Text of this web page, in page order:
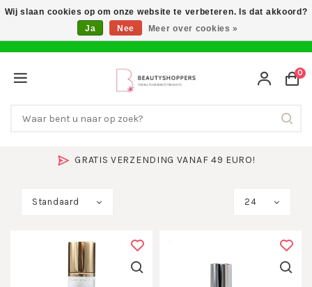
GRATIS VERZENDING VANAF 49 EURO!
0
Standaard 24
Wij slaan cookies op om onze website te verbeteren. Is dat akkoord?
Ja
Nee Meer over cookies »